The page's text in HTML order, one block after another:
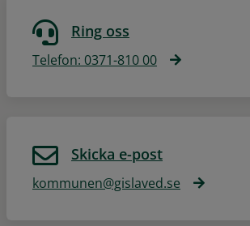
Ring oss
Telefon: 0371-810 00
Skicka e-post
kommunen@gislaved.se